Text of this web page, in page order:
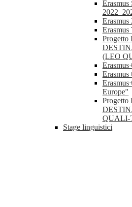
Erasmus
Erasmus
Erasmus
Progetto
(LEO
Europe"
Progetto
QUALI-
Stage linguistici